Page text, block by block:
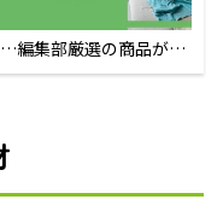
編集部厳選の商品が買